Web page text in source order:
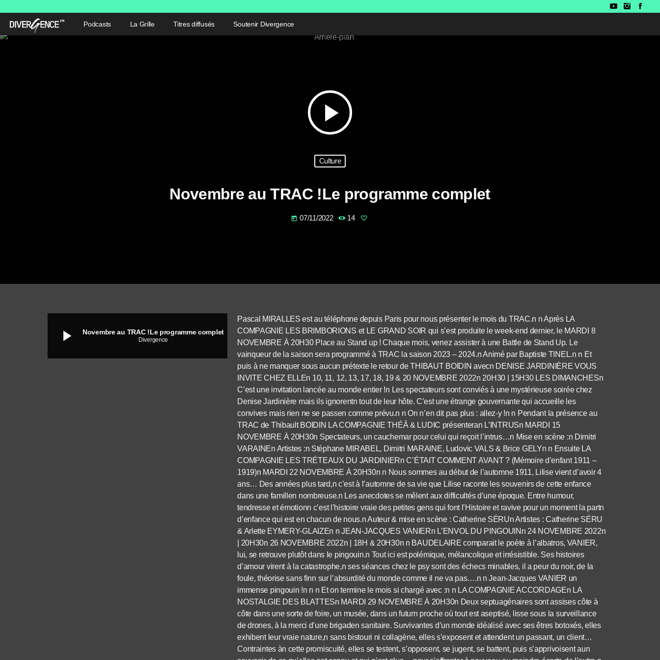
Podcasts La Grille Titres diffusés Soutenir Divergence
play_arrow
Culture
Novembre au TRAC !Le programme complet
today 07/11/2022 14
play_arrow Novembre au TRAC !Le programme complet
Divergence
Pascal MIRALLES est au téléphone depuis Paris pour nous présenter le mois du TRAC.n n Après LA
COMPAGNIE LES BRIMBORIONS et LE GRAND SOIR qui s’est produite le week-end dernier, le MARDI 8
NOVEMBRE À 20H30 Place au Stand up ! Chaque mois, venez assister à une Battle de Stand Up. Le
vainqueur de la saison sera programmé à TRAC la saison 2023 – 2024.n Animé par Baptiste TINEL.n n Et
puis à ne manquer sous aucun prétexte le retour de THIBAUT BOIDIN avecn DENISE JARDINIÈRE VOUS
INVITE CHEZ ELLEn 10, 11, 12, 13, 17, 18, 19 & 20 NOVEMBRE 2022n 20H30 | 15H30 LES DIMANCHESn
C’est une invitation lancée au monde entier !n Les spectateurs sont conviés à une mystérieuse soirée chez
Denise Jardinière mais ils ignorentn tout de leur hôte. C’est une étrange gouvernante qui accueille les
convives mais rien ne se passen comme prévu.n n On n’en dit pas plus : allez-y !n n Pendant la présence au
TRAC de Thibault BOIDIN LA COMPAGNIE THÉÂ & LUDIC présenteran L’INTRUSn MARDI 15
NOVEMBRE À 20H30n Spectateurs, un cauchemar pour celui qui reçoit l’intrus…n Mise en scène :n Dimitri
VARAINEn Artistes :n Stéphane MIRABEL, Dimitri MARAINE, Ludovic VALS & Brice GELYn n Ensuite LA
COMPAGNIE LES TRÉTEAUX DU JARDINIERn C’ÉTAIT COMMENT AVANT ? (Mémoire d’enfant 1911 –
1919)n MARDI 22 NOVEMBRE À 20H30n n Nous sommes au début de l’automne 1911, Lilise vient d’avoir 4
ans… Des années plus tard,n c’est à l’automne de sa vie que Lilise raconte les souvenirs de cette enfance
dans une famillen nombreuse.n Les anecdotes se mêlent aux difficultés d’une époque. Entre humour,
tendresse et émotionn c’est l’histoire vraie des petites gens qui font l’Histoire et ravive pour un moment la partn
d’enfance qui est en chacun de nous.n Auteur & mise en scène : Catherine SÉRUn Artistes : Catherine SÉRU
& Arlette EYMERY-GLAIZEn n JEAN-JACQUES VANIERn L’ENVOL DU PINGOUINn 24 NOVEMBRE 2022n
| 20H30n 26 NOVEMBRE 2022n | 18H & 20H30n n BAUDELAIRE comparait le poète à l’albatros, VANIER,
lui, se retrouve plutôt dans le pingouin.n Tout ici est polémique, mélancolique et irrésistible. Ses histoires
d’amour virent à la catastrophe,n ses séances chez le psy sont des échecs minables, il a peur du noir, de la
foule, théorise sans finn sur l’absurdité du monde comme il ne va pas….n n Jean-Jacques VANIER un
immense pingouin !n n n Et on termine le mois si chargé avec :n n LA COMPAGNIE ACCORDAGEn LA
NOSTALGIE DES BLATTESn MARDI 29 NOVEMBRE À 20H30n Deux septuagénaires sont assises côte à
côte dans une sorte de foire, un musée, dans un futurn proche où tout est aseptisé, lisse sous la surveillance
de drones, à la merci d’une brigaden sanitaire. Survivantes d’un monde idéalisé avec ses êtres botoxés, elles
exhibent leur vraie nature,n sans bistouri ni collagène, elles s’exposent et attendent un passant, un client…
Contraintes àn cette promiscuité, elles se testent, s’opposent, se jugent, se battent, puis s’apprivoisent aun